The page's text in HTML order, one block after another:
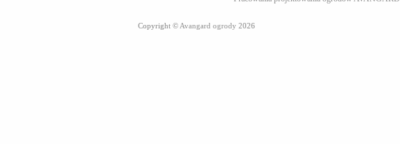
Copyright © Avangard ogrody 2026